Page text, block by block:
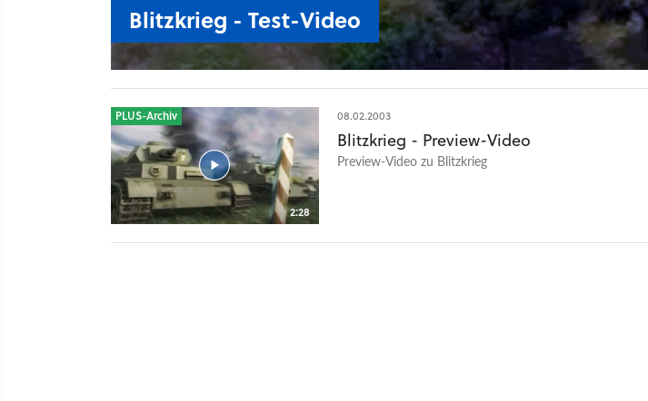
Blitzkrieg - Test-Video
2:28
PLUS-Archiv 08.02.2003
Blitzkrieg - Preview-Video
Preview-Video zu Blitzkrieg